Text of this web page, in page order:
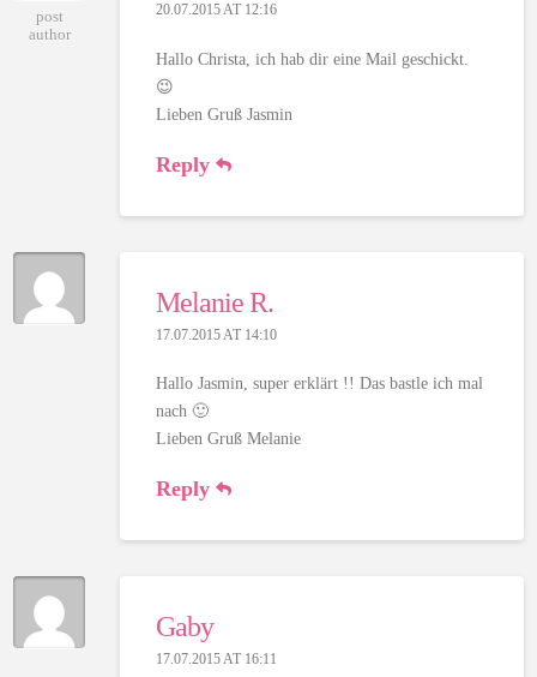
post
author
20.07.2015 AT 12:16
Hallo Christa, ich hab dir eine Mail geschickt.
😉
Lieben Gruß Jasmin
Reply
Melanie R.
17.07.2015 AT 14:10
Hallo Jasmin, super erklärt !! Das bastle ich mal
nach 🙂
Lieben Gruß Melanie
Reply
Gaby
17.07.2015 AT 16:11